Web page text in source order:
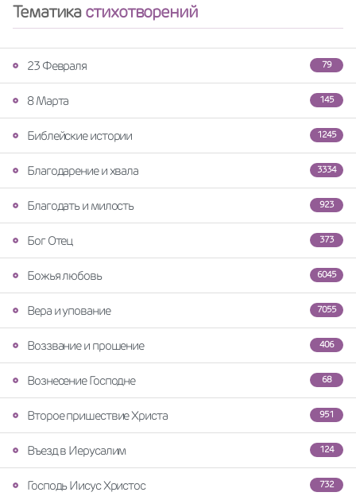
Тематикастихотворений
79
23 Февраля
145
8 Марта
1245
Библейские истории
3334
Благодарение и хвала
923
Благодать и милость
373
Бог Отец
6045
Божья любовь
7055
Вера и упование
406
Воззвание и прошение
68
Вознесение Господне
951
Второе пришествие Христа
124
Въезд в Иерусалим
732
Господь Иисус Христос